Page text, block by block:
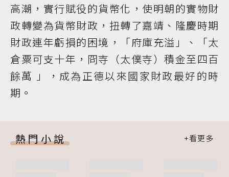
高潮，實行賦役的貨幣化，使明朝的實物財
政轉變為貨幣財政，扭轉了嘉靖、隆慶時期
財政連年虧損的困境，「府庫充溢」、「太
倉粟可支十年，冏寺（太僕寺）積金至四百
餘萬 」，成為正德以來國家財政最好的時
期。
熱門小說